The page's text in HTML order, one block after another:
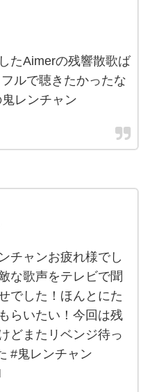
たAimerの残響散歌ば
ルで聴きたかったな
レンチャン
チャンお疲れ様でし
な歌声をテレビで聞
でした！ほんとにた
らいたい！今回は残
どまたリベンジ待っ
#鬼レンチャン